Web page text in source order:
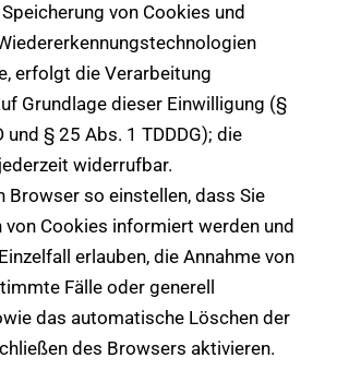
von Cookies und
erfolgt die Verarbeitung
Grundlage dieser Einwilligung (§
und § 25 Abs. 1 TDDDG); die
widerrufbar.
Browser so einstellen, dass Sie
von Cookies informiert werden und
erlauben, die Annahme von
Fälle oder generell
das automatische Löschen der
des Browsers aktivieren.